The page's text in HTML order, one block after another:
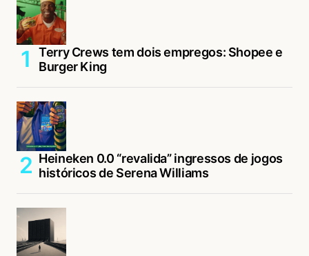
Terry Crews tem dois empregos: Shopee e
Burger King
Heineken 0.0 “revalida” ingressos de jogos
históricos de Serena Williams